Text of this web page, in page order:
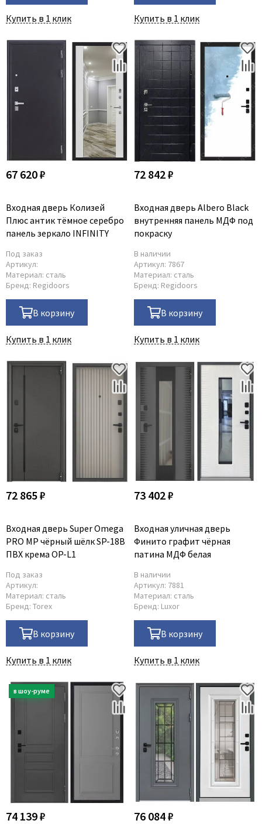
Купить в 1 клик Купить в 1 клик
67 620 ₽
Входная дверь Колизей
Плюс антик тёмное серебро
панель зеркало INFINITY
Под заказ
Артикул:
Материал: сталь
Бренд: Regidoors
В корзину
Купить в 1 клик
72 842 ₽
Входная дверь Albero Black
внутренняя панель МДФ под
покраску
В наличии
Артикул: 7867
Материал: сталь
Бренд: Regidoors
В корзину
Купить в 1 клик
72 865 ₽
Входная дверь Super Omega
PRO MP чёрный шёлк SP-18B
ПВХ крема OP-L1
Под заказ
Артикул:
Материал: сталь
Бренд: Torex
В корзину
Купить в 1 клик
73 402 ₽
Входная уличная дверь
Финито графит чёрная
патина МДФ белая
В наличии
Артикул: 7881
Материал: сталь
Бренд: Luxor
В корзину
Купить в 1 клик
74 139 ₽ 76 084 ₽